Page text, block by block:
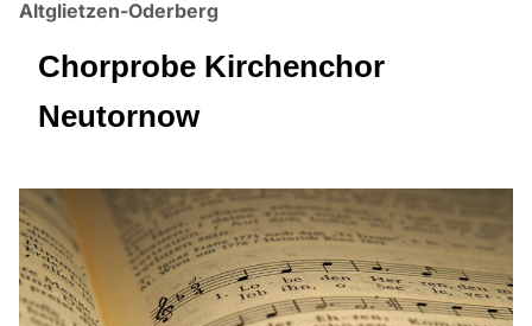
Altglietzen-Oderberg
Chorprobe Kirchenchor
Neutornow